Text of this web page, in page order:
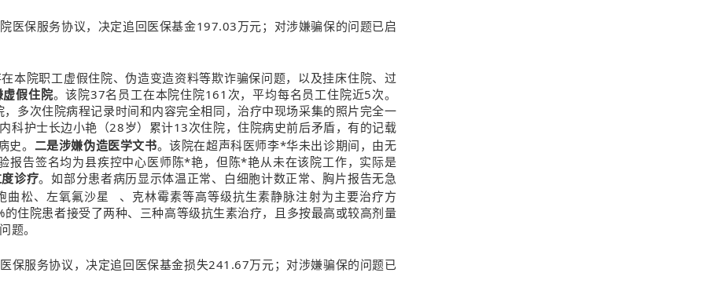
医保服务协议，决定追回医保基金197.03万元；对涉嫌骗保的问题已启
本院职工虚假住院、伪造变造资料等欺诈骗保问题，以及挂床住院、过
假住院。该院37名员工在本院住院161次，平均每名员工住院近5次。
多次住院病程记录时间和内容完全相同，治疗中现场采集的照片完全一
科护士长边小艳（28岁）累计13次住院，住院病史前后矛盾，有的记载
史。 二是涉嫌伪造医学文书。该院在超声科医师李*华未出诊期间，由无
报告签名均为县疾控中心医师陈*艳，但陈*艳从未在该院工作，实际是
诊疗。如部分患者病历显示体温正常、白细胞计数正常、胸片报告无急
松、 左氧氟沙星
、克林霉素等高等级抗生素静脉注射为主要治疗方
住院患者接受了两种、三种高等级抗生素治疗，且多按最高或较高剂量
题。
保服务协议，决定追回医保基金损失241.67万元；对涉嫌骗保的问题已